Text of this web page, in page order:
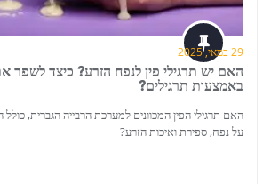
29 במאי, 2025
האם יש תרגילי פין לנפח הזרע? כיצד לשפר
באמצעות תרגילים?
האם תרגילי הפין המכוונים למערכת הרבייה הגברית, כולל
על נפח, ספירת ואיכות הזרע?